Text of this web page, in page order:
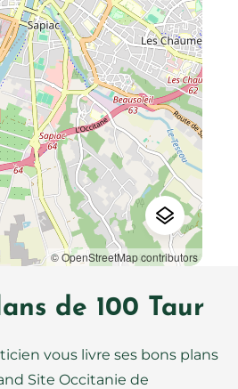
© OpenStreetMap contributors
de 100 Taur
vous livre ses bons plans
Site Occitanie de